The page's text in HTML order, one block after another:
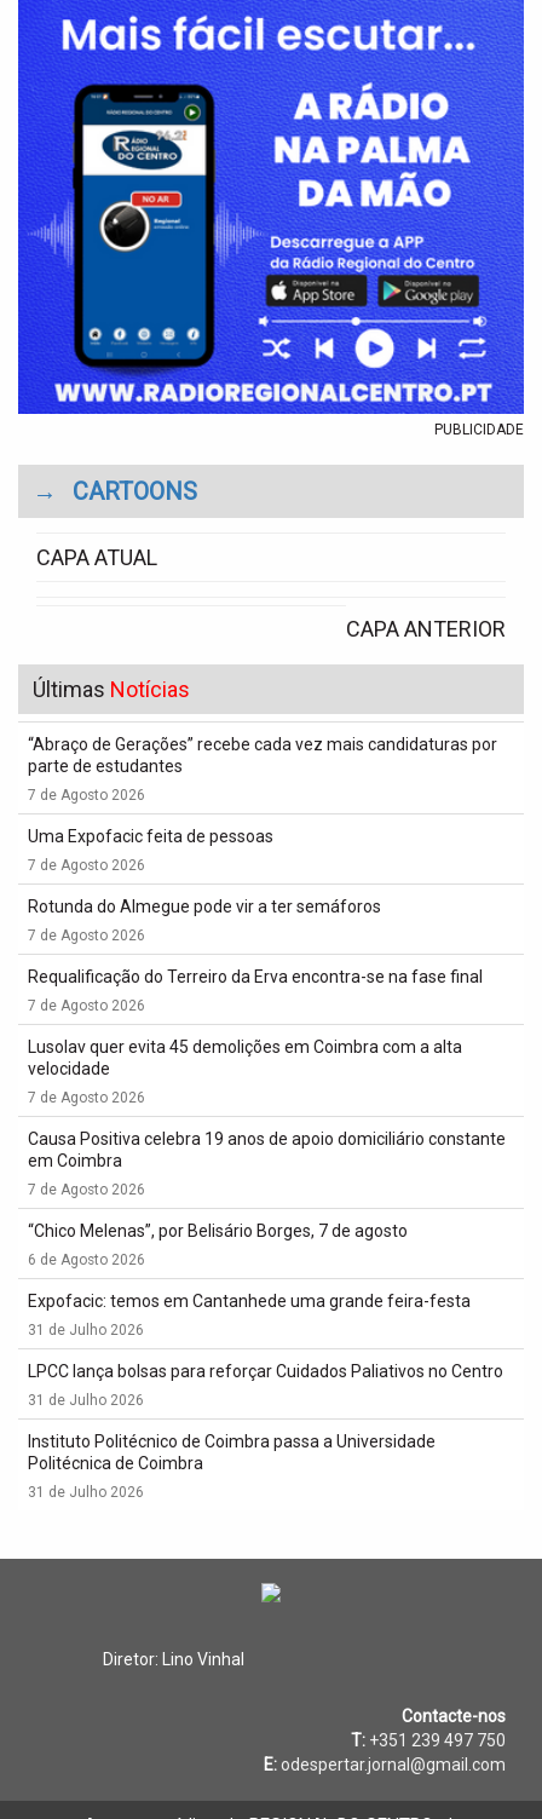
PUBLICIDADE
→ CARTOONS
CAPA ATUAL
CAPA ANTERIOR
Últimas Notícias
“Abraço de Gerações” recebe cada vez mais candidaturas por
parte de estudantes
7 de Agosto 2026
Uma Expofacic feita de pessoas
7 de Agosto 2026
Rotunda do Almegue pode vir a ter semáforos
7 de Agosto 2026
Requalificação do Terreiro da Erva encontra-se na fase final
7 de Agosto 2026
Lusolav quer evita 45 demolições em Coimbra com a alta
velocidade
7 de Agosto 2026
Causa Positiva celebra 19 anos de apoio domiciliário constante
em Coimbra
7 de Agosto 2026
“Chico Melenas”, por Belisário Borges, 7 de agosto
6 de Agosto 2026
Expofacic: temos em Cantanhede uma grande feira-festa
31 de Julho 2026
LPCC lança bolsas para reforçar Cuidados Paliativos no Centro
31 de Julho 2026
Instituto Politécnico de Coimbra passa a Universidade
Politécnica de Coimbra
31 de Julho 2026
Diretor: Lino Vinhal
Contacte-nos
T: +351 239 497 750
E: odespertar.jornal@gmail.com